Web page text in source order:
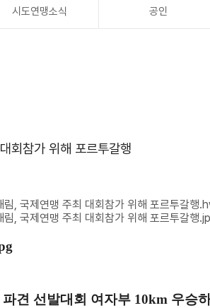
시도연맹소식 공인
회참가 위해 포르투갈행
림, 국제연맹 주최 대회참가 위해 포르투갈행
, 국제연맹 주최 대회참가 위해 포르투갈행
견 선발대회 여자부 10km 우승